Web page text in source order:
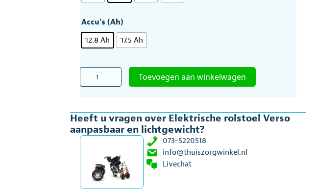
Accu's (Ah)
12.8 Ah
17.5 Ah
Elektrische
rolstoel
en
lichtgewicht
aantal
Toevoegen aan winkelwagen
Heeft u vragen over Elektrische rolstoel Verso
aanpasbaar en lichtgewicht?
073-5220518
info@thuiszorgwinkel.nl
Livechat